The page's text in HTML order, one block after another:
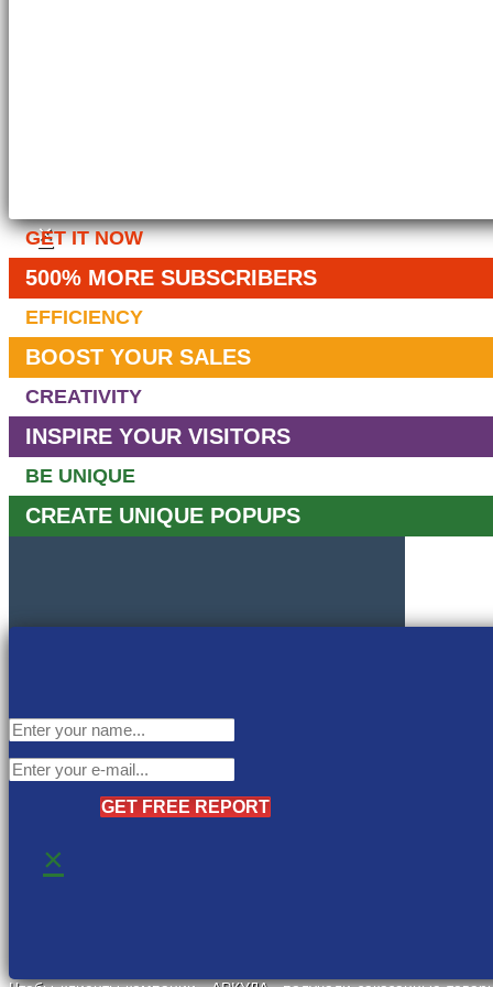
×
GET IT NOW
500% MORE SUBSCRIBERS
EFFICIENCY
BOOST YOUR SALES
CREATIVITY
INSPIRE YOUR VISITORS
BE UNIQUE
CREATE UNIQUE POPUPS
GET FREE REPORT
×